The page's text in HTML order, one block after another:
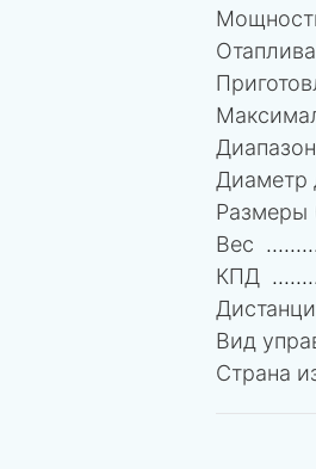
Диаметр
Размеры
Вес
КПД
Вид
Страна